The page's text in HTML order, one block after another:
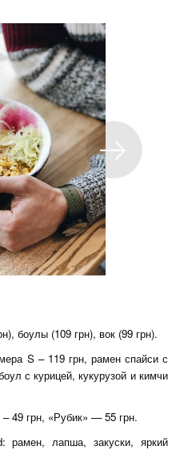
боулы (109 грн), вок (99 грн).
S – 119 грн, рамен спайси с
с курицей, кукурузой и кимчи
49 грн, «Рубик» — 55 грн.
рамен, лапша, закуски, яркий